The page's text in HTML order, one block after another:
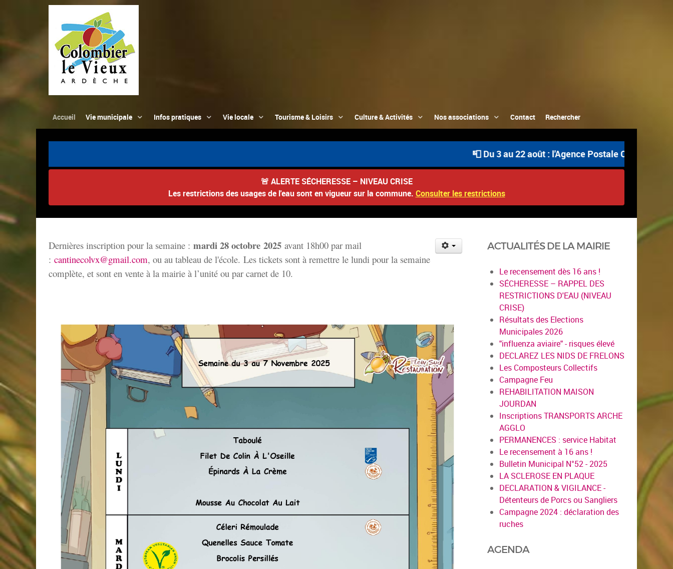
Accueil Vie municipale Infos pratiques Vie locale Tourisme & Loisirs Culture & Activités Nos associations Contact Rechercher
📮 Du 3 au 22 août : l'Agence Postale Communale est
🚨 ALERTE SÉCHERESSE – NIVEAU CRISE
Les restrictions des usages de l'eau sont en vigueur sur la commune. Consulter les restrictions
Dernières inscription pour la semaine : mardi 28 octobre 2025 avant 18h00 par mail
: cantinecolvx@gmail.com, ou au tableau de l'école. Les tickets sont à remettre le lundi pour la semaine
complète, et sont en vente à la mairie à l’unité ou par carnet de 10.
ACTUALITÉS DE LA MAIRIE
Le recensement dès 16 ans !
SÉCHERESSE – RAPPEL DES
RESTRICTIONS D'EAU (NIVEAU
CRISE)
Résultats des Elections
Municipales 2026
"influenza aviaire" - risques élevé
DECLAREZ LES NIDS DE FRELONS
Les Composteurs Collectifs
Campagne Feu
REHABILITATION MAISON
JOURDAN
Inscriptions TRANSPORTS ARCHE
AGGLO
PERMANENCES : service Habitat
Le recensement à 16 ans !
Bulletin Municipal N°52 - 2025
LA SCLEROSE EN PLAQUE
DECLARATION & VIGILANCE -
Détenteurs de Porcs ou Sangliers
Campagne 2024 : déclaration des
ruches
AGENDA